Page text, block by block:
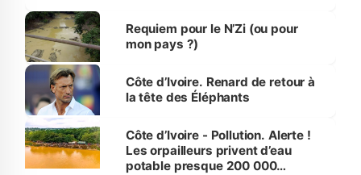
Requiem pour le N’Zi (ou pour
mon pays ?)
Côte d’Ivoire. Renard de retour à
la tête des Éléphants
Côte d’Ivoire - Pollution. Alerte !
Les orpailleurs privent d’eau
potable presque 200 000